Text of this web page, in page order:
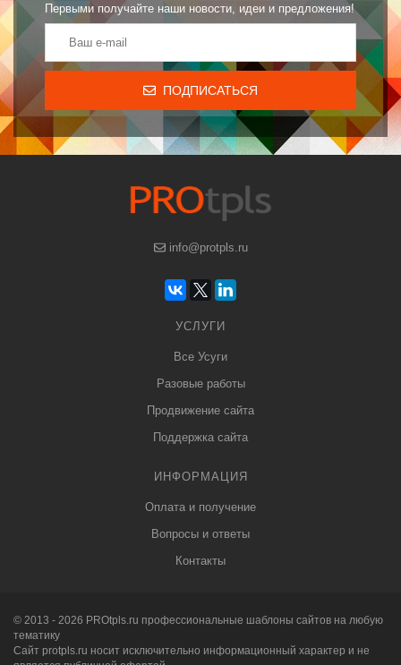
Первыми получайте наши новости, идеи и предложения!
ПОДПИСАТЬСЯ
info@protpls.ru
УСЛУГИ
Все Усуги
Разовые работы
Продвижение сайта
Поддержка сайта
ИНФОРМАЦИЯ
Оплата и получение
Вопросы и ответы
Контакты
© 2013 - 2026 PROtpls.ru профессиональные шаблоны сайтов на любую
тематику
Сайт protpls.ru носит исключительно информационный характер и не